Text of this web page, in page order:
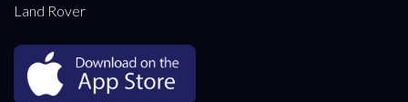
Land Rover